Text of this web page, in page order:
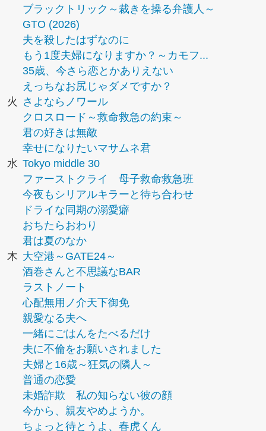
ブラックトリック～裁きを操る弁護人～
GTO (2026)
夫を殺したはずなのに
もう1度夫婦になりますか？～カモフ...
35歳、今さら恋とかありえない
えっちなお尻じゃダメですか？
火
さよならノワール
クロスロード～救命救急の約束～
君の好きは無敵
幸せになりたいマサムネ君
水 Tokyo middle 30
ファーストクライ 母子救命救急班
今夜もシリアルキラーと待ち合わせ
ドライな同期の溺愛癖
おちたらおわり
君は夏のなか
木 大空港～GATE24～
酒巻さんと不思議なBAR
ラストノート
心配無用ノ介天下御免
親愛なる夫へ
一緒にごはんをたべるだけ
夫に不倫をお願いされました
夫婦と16歳～狂気の隣人～
普通の恋愛
未婚詐欺 私の知らない彼の顔
今から、親友やめようか。
ちょっと待とうよ、春虎くん